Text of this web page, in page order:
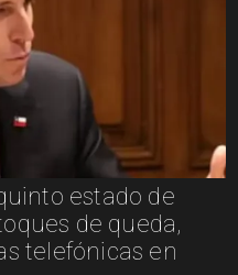
estado de
de queda,
telefónicas en